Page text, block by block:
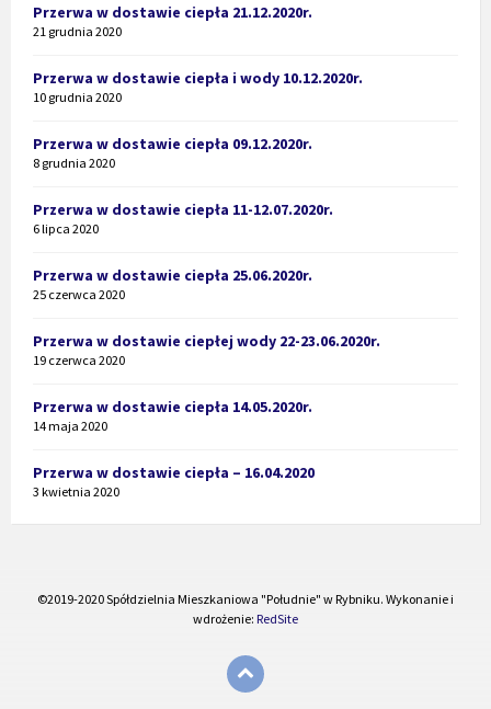
Przerwa w dostawie ciepła 21.12.2020r.
21 grudnia 2020
Przerwa w dostawie ciepła i wody 10.12.2020r.
10 grudnia 2020
Przerwa w dostawie ciepła 09.12.2020r.
8 grudnia 2020
Przerwa w dostawie ciepła 11-12.07.2020r.
6 lipca 2020
Przerwa w dostawie ciepła 25.06.2020r.
25 czerwca 2020
Przerwa w dostawie ciepłej wody 22-23.06.2020r.
19 czerwca 2020
Przerwa w dostawie ciepła 14.05.2020r.
14 maja 2020
Przerwa w dostawie ciepła – 16.04.2020
3 kwietnia 2020
©2019-2020 Spółdzielnia Mieszkaniowa "Południe" w Rybniku. Wykonanie i
wdrożenie: RedSite